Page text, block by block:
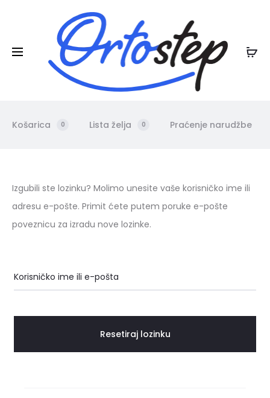
Posebna ljetna pogodnost:
Košarica 0 Lista želja 0 Praćenje narudžbe
I
z
u
b
Izgubili ste lozinku? Molimo unesite vaše korisničko ime ili
adresu e-pošte. Primit ćete putem poruke e-pošte
poveznicu za izradu nove lozinke.
Korisničko ime ili e-pošta
Resetiraj lozinku